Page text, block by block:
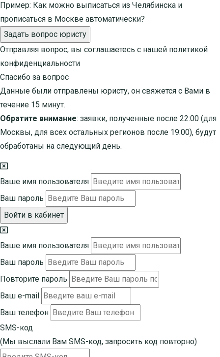
Пример: Как можно выписаться из Челябинска и
прописаться в Москве автоматически?
Задать вопрос юристу
Отправляя вопрос, вы соглашаетесь с нашей политикой
конфиденциальности
Спасибо за вопрос
Данные были отправлены юристу, он свяжется с Вами в
течение 15 минут.
Обратите внимание: заявки, полученные после 22:00 (для
Москвы, для всех остальных регионов после 19:00), будут
обработаны на следующий день.
Ваше имя пользователя
Ваш пароль
Войти в кабинет
Ваше имя пользователя
Ваш пароль
Повторите пароль
Ваш e-mail
Ваш телефон
SMS-код
(Мы выслали Вам SMS-код, запросить код повторно)